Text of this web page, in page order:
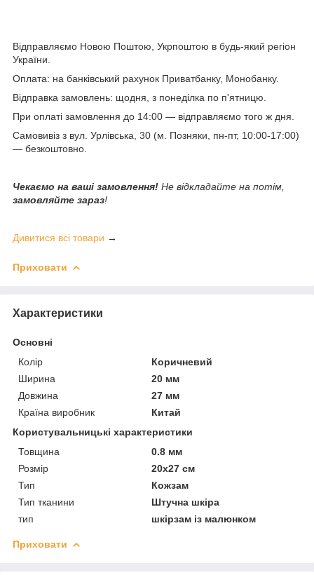
Відправляємо Новою Поштою, Укрпоштою в будь-який регіон
України.
Оплата: на банківський рахунок Приватбанку, Монобанку.
Відправка замовлень: щодня, з понеділка по п'ятницю.
При оплаті замовлення до 14:00 — відправляємо того ж дня.
Самовивіз з вул. Урлівська, 30 (м. Позняки, пн-пт, 10:00-17:00)
— безкоштовно.
Чекаємо на ваші замовлення! Не відкладайте на потім,
замовляйте зараз!
Дивитися всі товари →
Приховати
Характеристики
Основні
Колір
Коричневий
Ширина
20 мм
Довжина
27 мм
Країна виробник
Китай
Користувальницькі характеристики
Товщина
0.8 мм
Розмір
20х27 см
Тип
Кожзам
Тип тканини
Штучна шкіра
тип
шкірзам із малюнком
Приховати